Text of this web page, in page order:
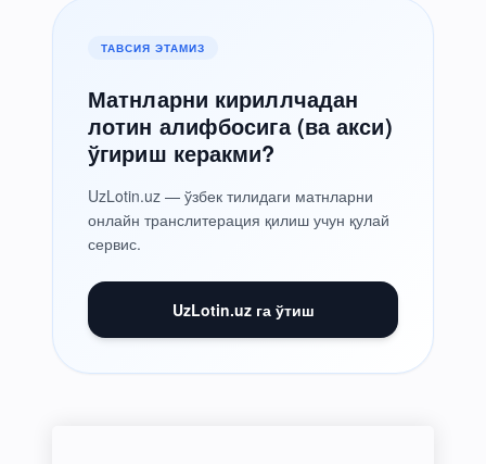
ТАВСИЯ ЭТАМИЗ
Матнларни кириллчадан
лотин алифбосига (ва акси)
ўгириш керакми?
UzLotin.uz — ўзбек тилидаги матнларни
онлайн транслитерация қилиш учун қулай
сервис.
UzLotin.uz га ўтиш